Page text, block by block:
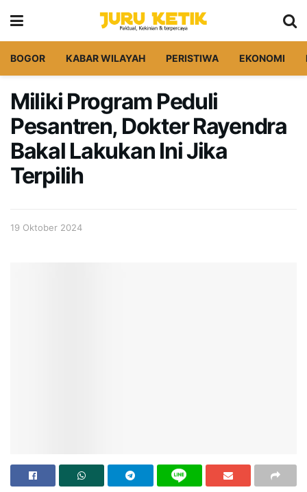
BOGOR KABAR WILAYAH PERISTIWA EKONOMI
Miliki Program Peduli
Pesantren, Dokter Rayendra
Bakal Lakukan Ini Jika
Terpilih
19 Oktober 2024